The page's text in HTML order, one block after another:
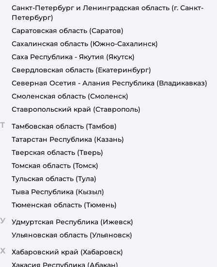
Санкт-Петербург и Ленинградская область (г. Санкт-
Петербург)
Саратовская область (Саратов)
Сахалинская область (Южно-Сахалинск)
Саха Республика - Якутия (Якутск)
Свердловская область (Екатеринбург)
Северная Осетия - Алания Республика (Владикавказ)
Смоленская область (Смоленск)
Ставропольский край (Ставрополь)
Т Тамбовская область (Тамбов)
Татарстан Республика (Казань)
Тверская область (Тверь)
Томская область (Томск)
Тульская область (Тула)
Тыва Республика (Кызыл)
Тюменская область (Тюмень)
У Удмуртская Республика (Ижевск)
Ульяновская область (Ульяновск)
Х Хабаровский край (Хабаровск)
Хакасия Республика (Абакан)